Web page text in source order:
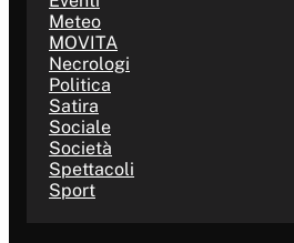
Meteo
MOVITA
Necrologi
Politica
Satira
Sociale
Società
Spettacoli
Sport